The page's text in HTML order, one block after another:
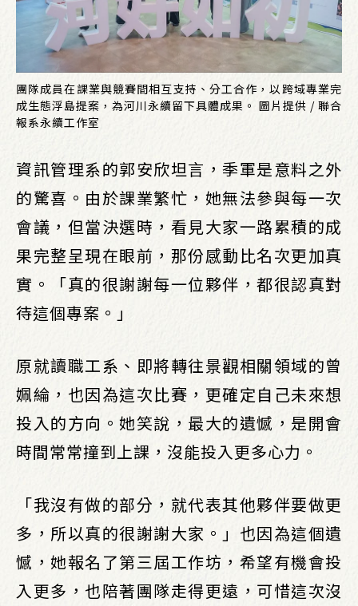
團隊成員在課業與競賽間相互支持、分工合作，以跨域專業完
成生態浮島提案，為河川永續留下具體成果。 圖片提供 / 聯合
報系永續工作室
資訊管理系的郭安欣坦言，季軍是意料之外
的驚喜。由於課業繁忙，她無法參與每一次
會議，但當決選時，看見大家一路累積的成
果完整呈現在眼前，那份感動比名次更加真
實。「真的很謝謝每一位夥伴，都很認真對
待這個專案。」
原就讀職工系、即將轉往景觀相關領域的曾
姵綸，也因為這次比賽，更確定自己未來想
投入的方向。她笑說，最大的遺憾，是開會
時間常常撞到上課，沒能投入更多心力。
「我沒有做的部分，就代表其他夥伴要做更
多，所以真的很謝謝大家。」也因為這個遺
憾，她報名了第三屆工作坊，希望有機會投
入更多，也陪著團隊走得更遠，可惜這次沒